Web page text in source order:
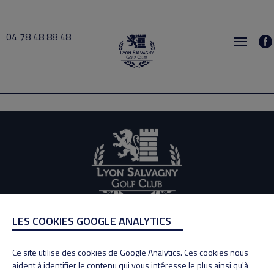
04 78 48 88 48
busy 2026-07-30 21:00 → 2026-07-30 21:30
ADRESSE
69890 La Tour de Salvagny
Tél : 04 78 48 88 48
LES COOKIES GOOGLE ANALYTICS
Ce site utilise des cookies de Google Analytics. Ces cookies nous
aident à identifier le contenu qui vous intéresse le plus ainsi qu'à